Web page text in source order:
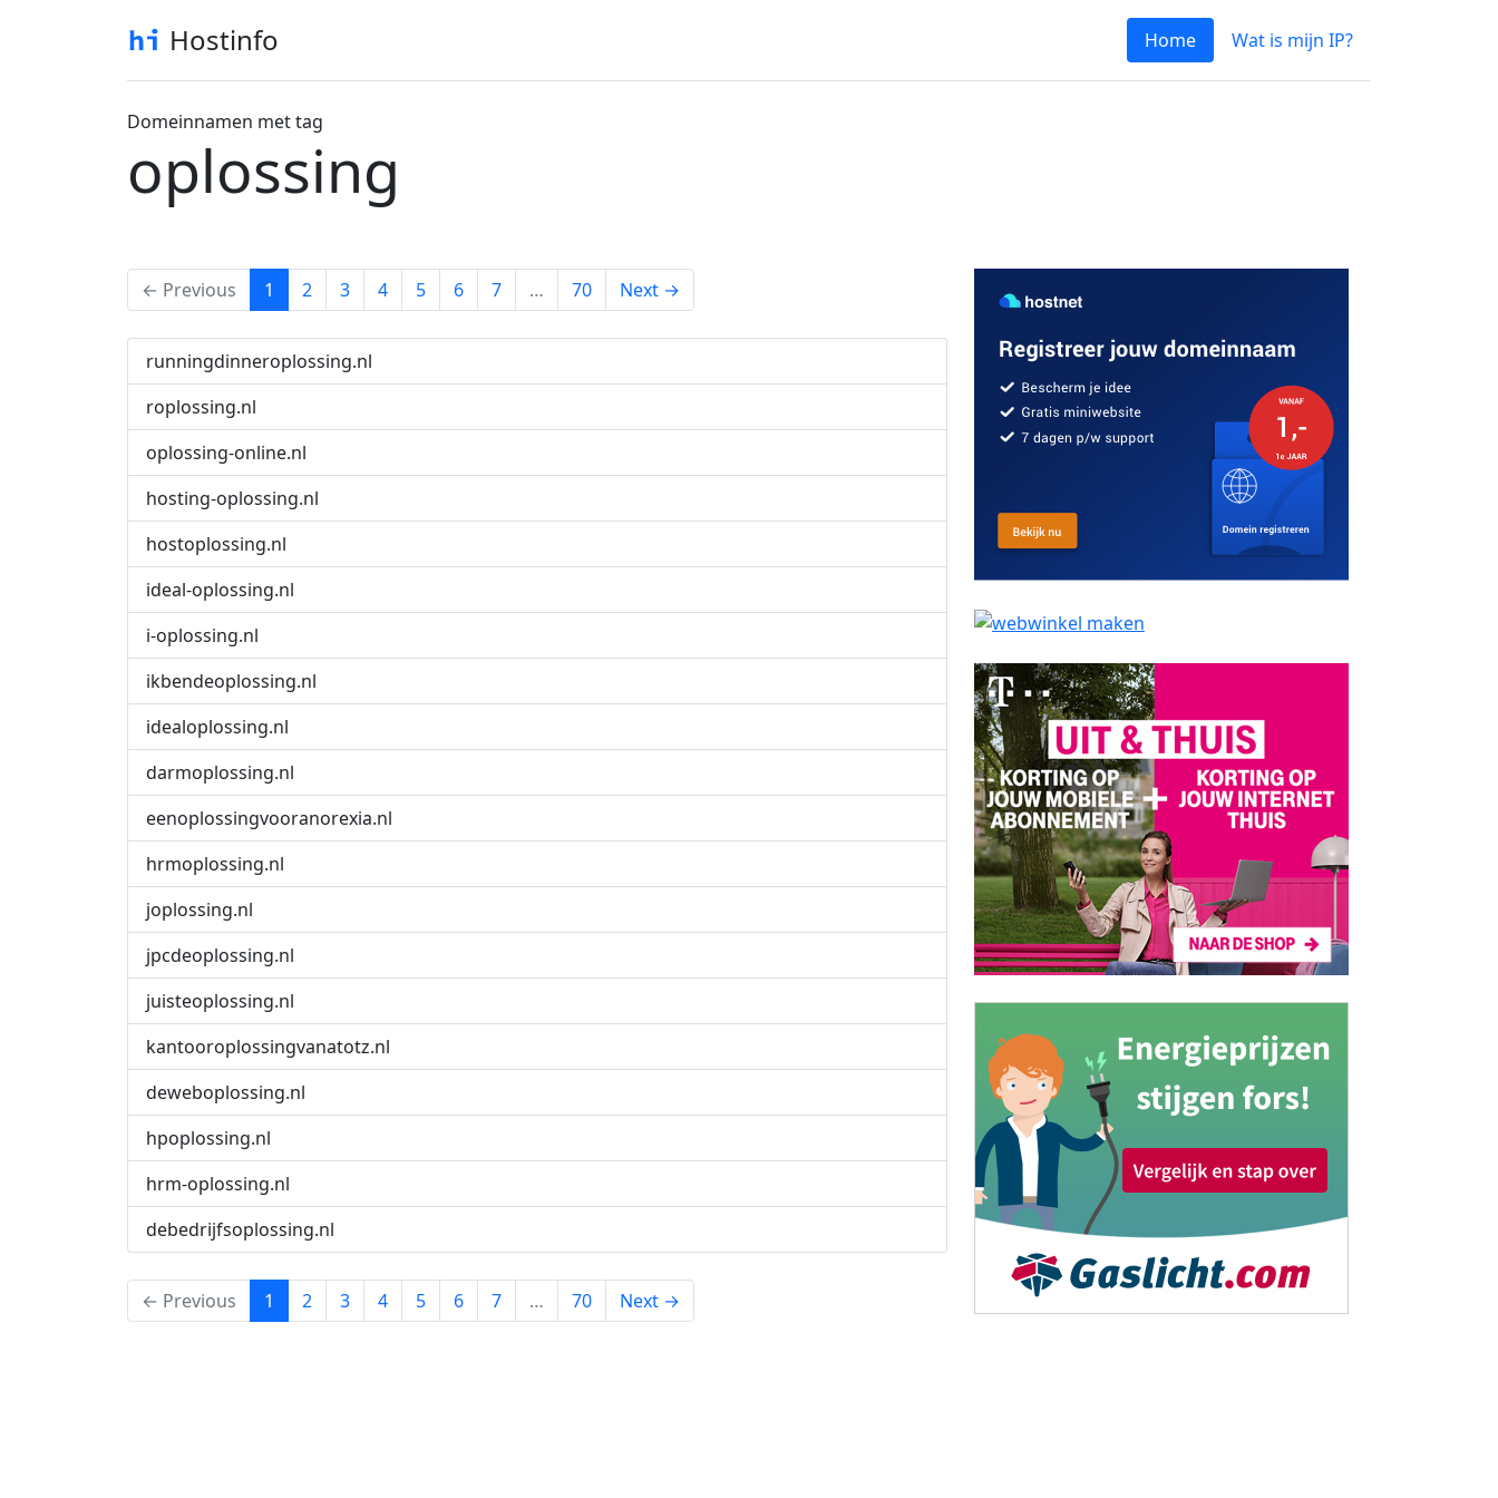
Hostinfo Home Wat is mijn IP?
Domeinnamen met tag
oplossing
← Previous 1 (current)
2 3 4 5 6 7 … 70 Next →
runningdinneroplossing.nl
roplossing.nl
oplossing-online.nl
hosting-oplossing.nl
hostoplossing.nl
ideal-oplossing.nl
i-oplossing.nl
ikbendeoplossing.nl
idealoplossing.nl
darmoplossing.nl
eenoplossingvooranorexia.nl
hrmoplossing.nl
joplossing.nl
jpcdeoplossing.nl
juisteoplossing.nl
kantooroplossingvanatotz.nl
deweboplossing.nl
hpoplossing.nl
hrm-oplossing.nl
debedrijfsoplossing.nl
← Previous 1 (current)
2 3 4 5 6 7 … 70 Next →